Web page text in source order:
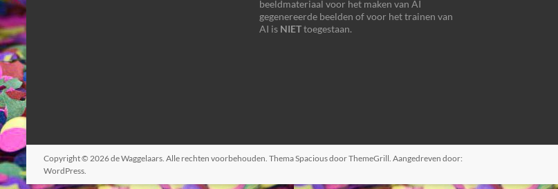
beeldmateriaal voor het maken van AI
gegenereerde beelden of voor het trainen van
AI is NIETtoegestaan.
Copyright © 2026de Waggelaars. Alle rechten voorbehouden. ThemaSpaciousdoor ThemeGrill. Aangedreven door:
WordPress.